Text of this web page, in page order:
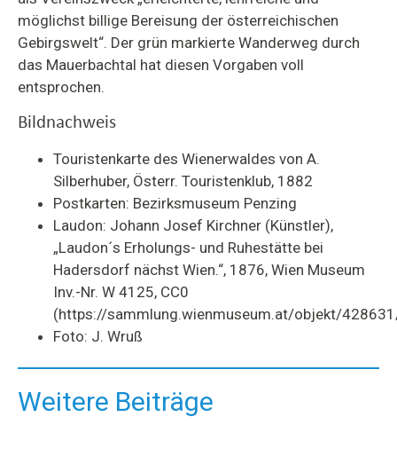
möglichst billige Bereisung der österreichischen
Gebirgswelt“. Der grün markierte Wanderweg durch
das Mauerbachtal hat diesen Vorgaben voll
entsprochen.
Bildnachweis
Touristenkarte des Wienerwaldes von A.
Silberhuber, Österr. Touristenklub, 1882
Postkarten: Bezirksmuseum Penzing
Laudon: Johann Josef Kirchner (Künstler),
„Laudon´s Erholungs- und Ruhestätte bei
Hadersdorf nächst Wien.“, 1876, Wien Museum
Inv.-Nr. W 4125, CC0
(https://sammlung.wienmuseum.at/objekt/
Foto: J. Wruß
Weitere Beiträge